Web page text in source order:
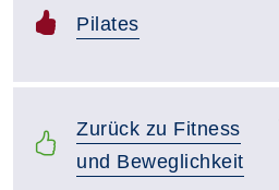
Pilates
Zurück zu Fitness
und Beweglichkeit